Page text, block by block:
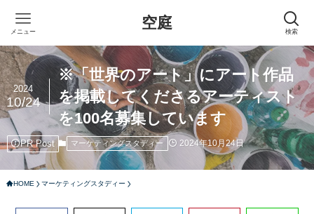
空庭 検索
メニュー
※「世界のアート」にアート作品
を掲載してくださるアーティスト
を100名募集しています
2024
10/24
PR Post マーケティングスタディー 2024年10月24日
HOME マーケティングスタディー